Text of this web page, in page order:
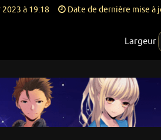
à 19:18 Date de dernière mise à
Largeur